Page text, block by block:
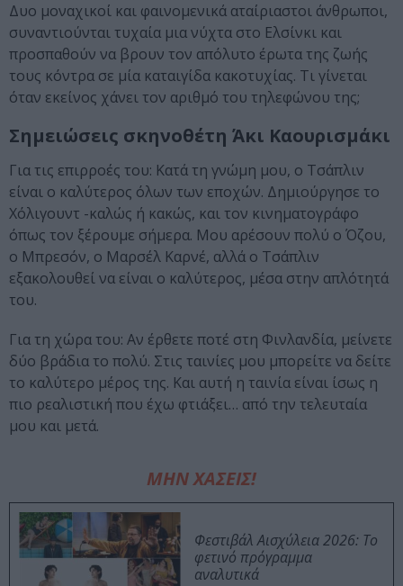
Δυο μοναχικοί και φαινομενικά αταίριαστοι άνθρωποι,
συναντιούνται τυχαία μια νύχτα στο Ελσίνκι και
προσπαθούν να βρουν τον απόλυτο έρωτα της ζωής
τους κόντρα σε μία καταιγίδα κακοτυχίας. Τι γίνεται
όταν εκείνος χάνει τον αριθμό του τηλεφώνου της;
Σημειώσεις σκηνοθέτη Άκι Καουρισμάκι
Για τις επιρροές του: Κατά τη γνώμη μου, ο Τσάπλιν
είναι ο καλύτερος όλων των εποχών. Δημιούργησε το
Χόλιγουντ -καλώς ή κακώς, και τον κινηματογράφο
όπως τον ξέρουμε σήμερα. Μου αρέσουν πολύ ο Όζου,
ο Μπρεσόν, ο Μαρσέλ Καρνέ, αλλά ο Τσάπλιν
εξακολουθεί να είναι ο καλύτερος, μέσα στην απλότητά
του.
Για τη χώρα του: Αν έρθετε ποτέ στη Φινλανδία, μείνετε
δύο βράδια το πολύ. Στις ταινίες μου μπορείτε να δείτε
το καλύτερο μέρος της. Και αυτή η ταινία είναι ίσως η
πιο ρεαλιστική που έχω φτιάξει… από την τελευταία
μου και μετά.
ΜΗΝ ΧΑΣΕΙΣ!
Φεστιβάλ Αισχύλεια 2026: Το
φετινό πρόγραμμα
αναλυτικά